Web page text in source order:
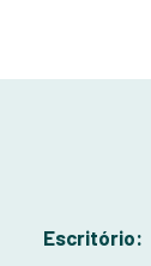
Escritório: